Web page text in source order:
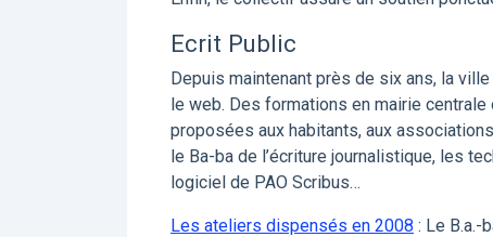
Ecrit Public
Depuis maintenant près de six ans, la
le web. Des formations en mairie
proposées aux habitants, aux
le Ba-ba de l’écriture journalistique, les
logiciel de PAO Scribus…
Les ateliers dispensés en 2008 : Le B.a.-